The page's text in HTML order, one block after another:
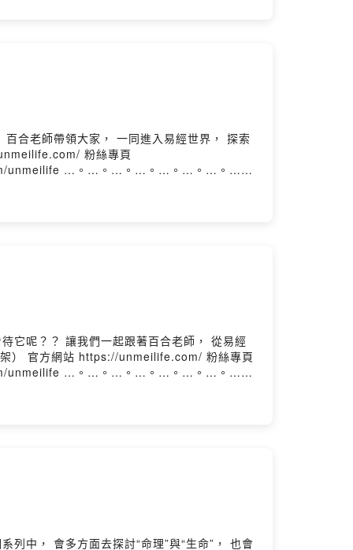
unmeilife …。…。…。…。…。…。…。…。
unmeilife …。…。…。…。…。…。…。…。